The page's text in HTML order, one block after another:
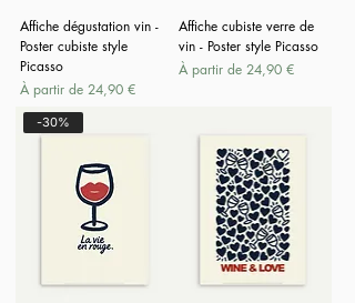
Affiche dégustation vin -
Poster cubiste style
Picasso
À partir de 24,90 €
Prix promotionnel
Affiche cubiste verre de
vin - Poster style Picasso
À partir de 24,90 €
Prix promotionnel
-30%